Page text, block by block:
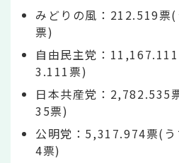
みどりの風：212.519票
票)
自由民主党：
3.111票)
日本共産党：2,782.535
35票)
公明党：5,317.974票(
4票)